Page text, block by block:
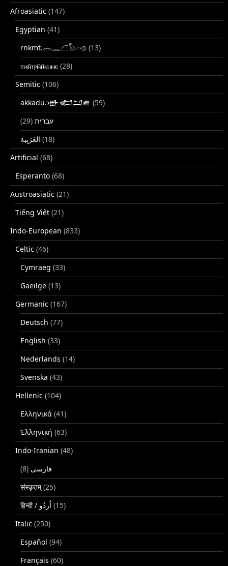
Afroasiatic (147)
Egyptian (41)
rnkmt.𓂋𓏺𓈖𓆎𓅓𓏏𓊖 (13)
ⲧⲙⲛ̄ⲧⲣⲙ̄ⲛ̄ⲕⲏⲙⲉ (28)
Semitic (106)
akkadu.𒀝𒅗𒁺𒌑 (59)
עברית (29)
(18)
Artificial (68)
Esperanto (68)
Austroasiatic (21)
Tiếng Việt (21)
Indo-European (833)
Celtic (46)
Cymraeg (33)
Gaeilge (13)
Germanic (167)
Deutsch (77)
English (33)
Nederlands (14)
Svenska (43)
Hellenic (104)
Ελληνικά (41)
Ἑλληνική (63)
Indo-Iranian (48)
فارسی (8)
संस्कृतम्(25)
(15)
Italic (250)
Español (94)
Français (60)